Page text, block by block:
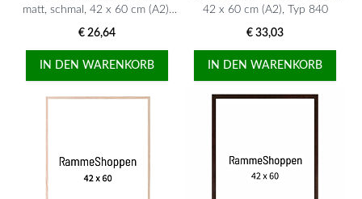
matt, schmal, 42 x 60 cm (A2),
Typ 672
€ 26,64
IN DEN WARENKORB
42 x 60 cm (A2), Typ 840
€ 33,03
IN DEN WARENKORB